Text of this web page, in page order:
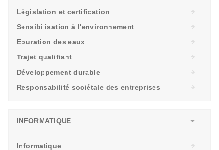
Législation et certification
Sensibilisation à l'environnement
Epuration des eaux
Trajet qualifiant
Développement durable
Responsabilité sociétale des entreprises
INFORMATIQUE
Informatique